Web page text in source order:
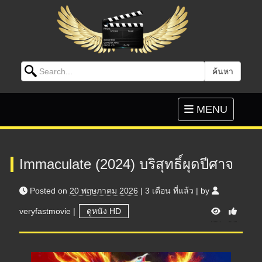
Search for: ค้นหา
Toggle
navigation
MENU
Immaculate (2024) บริสุทธิ์ผุดปีศาจ
Posted on 20 พฤษภาคม 2026 | 3 เดือน ที่แล้ว | by
veryfastmovie | ดูหนัง HD V
i
e